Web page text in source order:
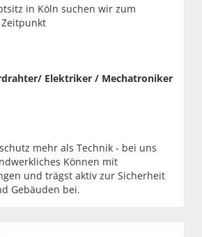
in Köln suchen wir zum
Elektriker / Mechatroniker
mehr als Technik - bei uns
Können mit
und trägst aktiv zur Sicherheit
Gebäuden bei.